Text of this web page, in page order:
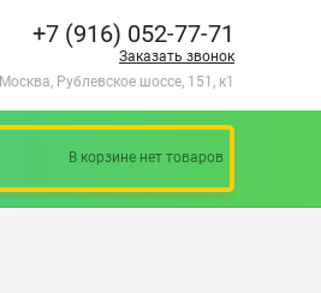
+7 (916) 052-77-71
Заказать звонок
Москва, Рублевское шоссе, 151, к1
В корзине нет товаров